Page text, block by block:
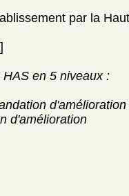
par la
en 5 niveaux :
d'amélioration
d'amélioration